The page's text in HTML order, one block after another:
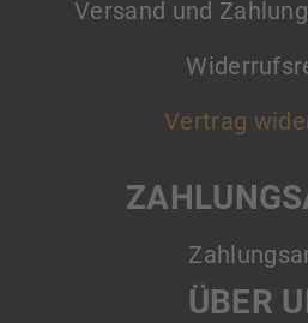
Versand und
Vertrag
ÜBER